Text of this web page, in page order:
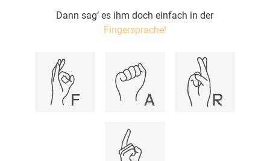
Dann sag‘ es ihm doch einfach in der
Fingersprache!